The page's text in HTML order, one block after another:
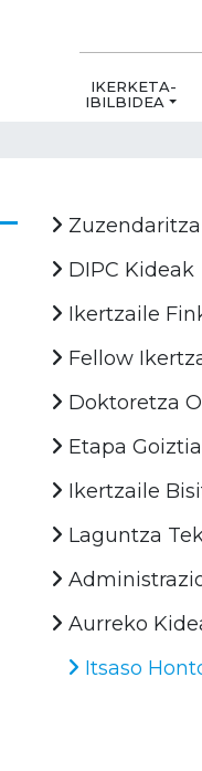
IKERKETA-
IBILBIDEA
DIPC Kideak
Ikertzaile
Fellow
Doktoretza
Etapa
Ikertzaile
Laguntza
Aurreko
Itsaso